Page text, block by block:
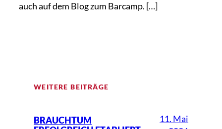
auch auf dem Blog zum Barcamp. […]
WEITERE BEITRÄGE
BRAUCHTUM
11. Mai